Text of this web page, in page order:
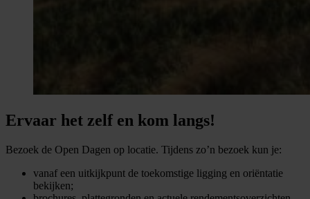
Ervaar het zelf en kom langs!
Bezoek de Open Dagen op locatie. Tijdens zo’n bezoek kun je:
vanaf een uitkijkpunt de toekomstige ligging en oriëntatie
bekijken;